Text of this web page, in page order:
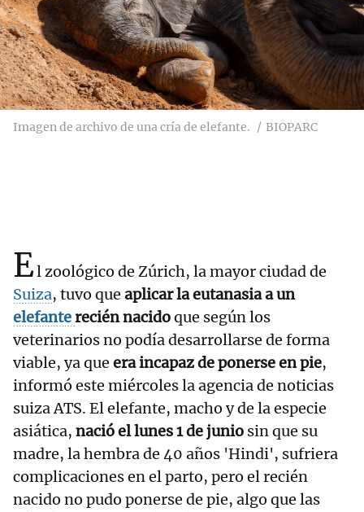
Imagen de archivo de una cría de elefante. BIOPARC
El zoológico de Zúrich, la mayor ciudad de
Suiza, tuvo que aplicar la eutanasia a un
elefanterecién nacidoque según los
veterinarios no podía desarrollarse de forma
viable, ya que era incapaz de ponerse en pie,
informó este miércoles la agencia de noticias
suiza ATS. El elefante, macho y de la especie
asiática, nació el lunes 1 de junio sin que su
madre, la hembra de 40 años 'Hindi', sufriera
complicaciones en el parto, pero el recién
nacido no pudo ponerse de pie, algo que las